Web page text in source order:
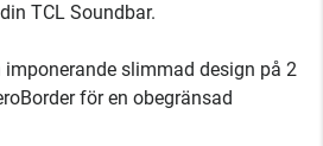
TCL Soundbar.
imponerande slimmad design på 2
för en obegränsad